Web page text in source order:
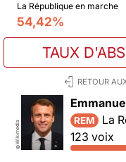
La République en marche
54,42%
TAUX
RETOUR
©
Wikimedia REM
La
123 voix